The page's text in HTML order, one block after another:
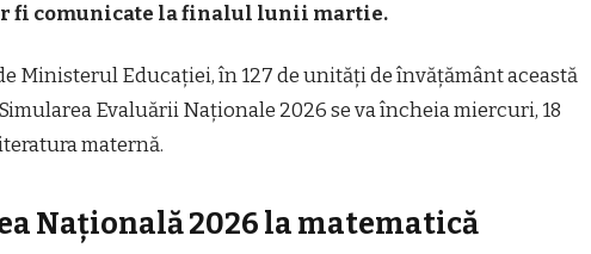
fi comunicate la finalul lunii martie.
Ministerul Educației, în 127 de unități de învățământ această
Evaluării Naționale 2026 se va încheia miercuri, 18
maternă.
Națională 2026 la matematică